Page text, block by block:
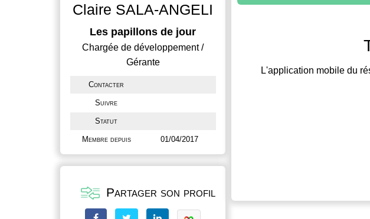
Claire SALA-ANGELI
Les papillons de jour
Chargée de développement /
Gérante
Contacter
Suivre
Statut
Membre depuis 01/04/2017
Partager son profil
L'application mobile du